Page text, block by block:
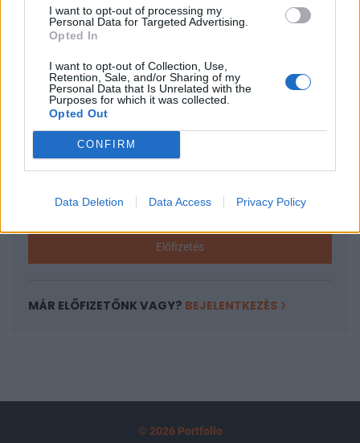
I want to opt-out of processing my
Personal Data for Targeted Advertising.
Opted In
I want to opt-out of Collection, Use,
Retention, Sale, and/or Sharing of my
Personal Data that Is Unrelated with the
Purposes for which it was collected.
Opted Out
CONFIRM
Data Deletion Data Access Privacy Policy
KEDVES OLVASÓNK!
A keresett cikk a portfolio.hu hírarchívumához
tartozik, melynek olvasása előfizetéses
regisztrációhoz kötött.
Az előfizetés a következőket tartalmazza:
kötéslistái
Előfizetés
MÁR ELŐFIZETŐNK VAGY? BEJELENTKEZÉS
© 2026 Portfolio